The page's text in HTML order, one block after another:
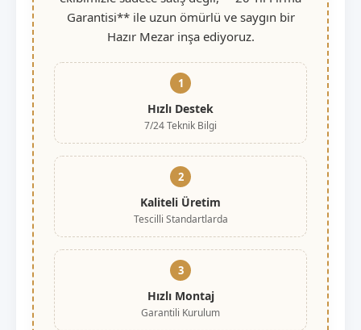
Garantisi** ile uzun ömürlü ve saygın bir
Hazır Mezar inşa ediyoruz.
1
Hızlı Destek
7/24 Teknik Bilgi
2
Kaliteli Üretim
Tescilli Standartlarda
3
Hızlı Montaj
Garantili Kurulum